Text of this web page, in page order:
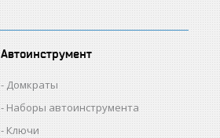
Автоинструмент
Домкраты
Наборы автоинструмента
Ключи